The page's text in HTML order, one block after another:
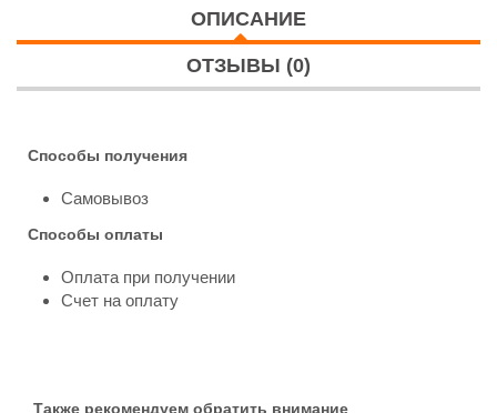
ОПИСАНИЕ
ОТЗЫВЫ (0)
Способы получения
Самовывоз
Способы оплаты
Оплата при получении
Счет на оплату
Также рекомендуем обратить внимание